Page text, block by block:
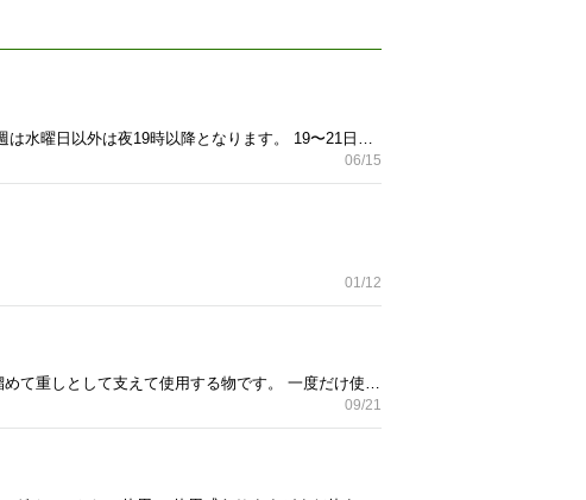
06/15
01/12
09/21